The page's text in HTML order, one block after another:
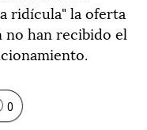
ridícula" la oferta
no han recibido el
0